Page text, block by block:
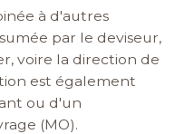
à d'autres
par le deviseur,
voire la direction de
est également
ou d'un
(MO).